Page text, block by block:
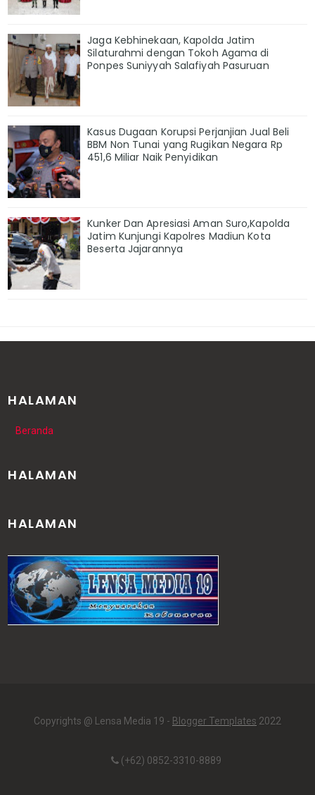
Jaga Kebhinekaan, Kapolda Jatim
Silaturahmi dengan Tokoh Agama di
Ponpes Suniyyah Salafiyah Pasuruan
Kasus Dugaan Korupsi Perjanjian Jual Beli
BBM Non Tunai yang Rugikan Negara Rp
451,6 Miliar Naik Penyidikan
Kunker Dan Apresiasi Aman Suro,Kapolda
Jatim Kunjungi Kapolres Madiun Kota
Beserta Jajarannya
HALAMAN
Beranda
HALAMAN
HALAMAN
Copyrights @ Lensa Media 19 - Blogger Templates 2022
(+62) 0852-3310-8889